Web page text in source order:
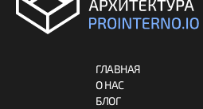
ГЛАВНАЯ
О НАС
БЛОГ